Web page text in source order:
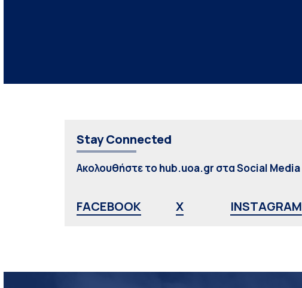
Stay Connected
Ακολουθήστε το hub.uoa.gr στα Social Media
FACEBOOK X INSTAGRAM